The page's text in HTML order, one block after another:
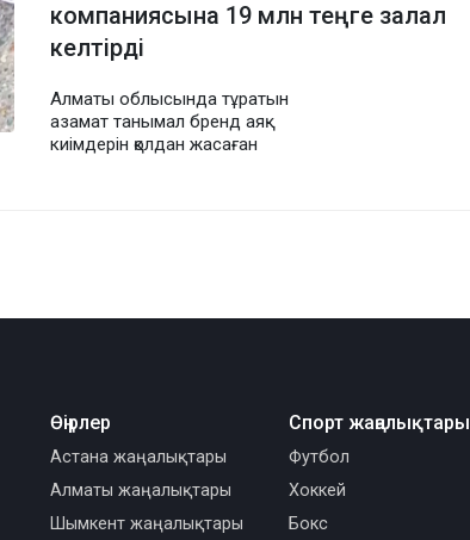
компаниясына 19 млн теңге залал
келтірді
Алматы облысында тұратын
азамат танымал бренд аяқ
киімдерін қолдан жасаған
Өңірлер
Астана жаңалықтары
Алматы жаңалықтары
Шымкент жаңалықтары
Спорт жаңалықтары
Футбол
Хоккей
Бокс